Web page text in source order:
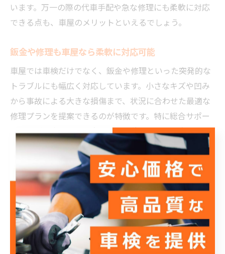
います。万一の際の代車手配や急な修理にも柔軟に対応
できる点も、車屋のメリットといえるでしょう。
鈑金や修理も車屋なら柔軟に対応可能
車屋では車検だけでなく、鈑金や修理といった突発的な
トラブルにも幅広く対応しています。小さなキズや凹み
から事故による大きな損傷まで、状況に合わせた最適な
修理プランを提案できるのが特徴です。特に総合サポー
トを掲げる車屋では、点検から見積もり、修理完了まで
一貫してサポートを受けることができます。
修理内容や費用についても、事前に丁寧な説明が行われ
るため、予期せぬ追加費用に悩まされる心配が少なくな
ります。例えば「見積もりと実際の費用が違ったらどう
しよう」と不安な方でも、作業前に詳細な説明を受ける
ことで納得して依頼できるでしょう。また、修理後の保
証やアフターサービスも充実しているため、万が一再度